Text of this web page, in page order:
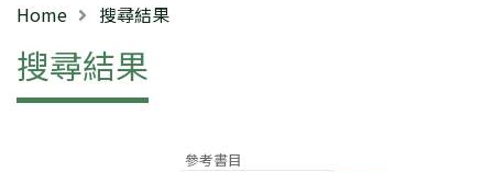
Home 搜尋結果
搜尋結果
參考書目